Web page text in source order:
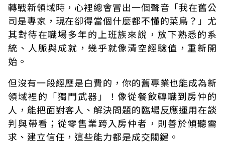
轉戰新領域時，心裡總會冒出一個聲音「我在舊公
司是專家，現在卻得當個什麼都不懂的菜鳥？」尤
其對待在職場多年的上班族來說，放下熟悉的系
統、人脈與成就，幾乎就像清空經驗值，重新開
始。
但沒有一段經歷是白費的，你的舊專業也能成為新
領域裡的「獨門武器」！像從餐飲轉職到房仲的
人，能把面對客人、解決問題的臨場反應運用在談
判與帶看；從零售業跨入房仲者，則善於傾聽需
求、建立信任，這些能力都是成交關鍵。